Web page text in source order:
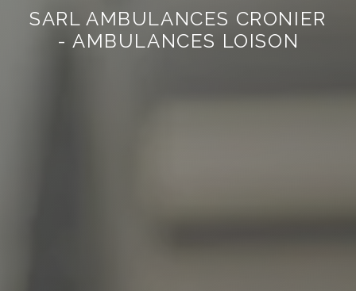
SARL AMBULANCES CRONIER
- AMBULANCES LOISON